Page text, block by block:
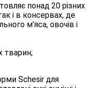
понад 20 різних
і в консервах, де
м'яса, овочів і
тварин;
Schesir для